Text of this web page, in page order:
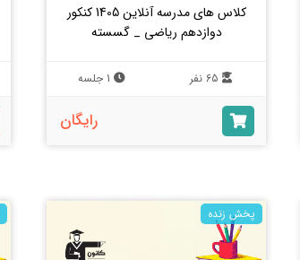
کلاس های مدرسه آنلاین 1405 کنکور
دوازدهم ریاضی _ گسسته
65 نفر 1 جلسه
رایگان
پخش زنده